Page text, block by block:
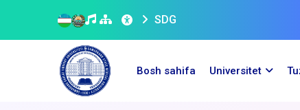
SDG
Bosh sahifa Universitet